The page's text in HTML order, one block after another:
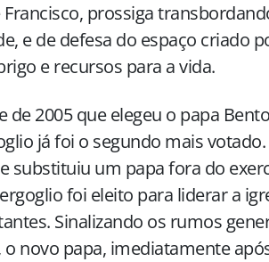
prossiga
e de defesa do espaço criado
e recursos para a vida.
de 2005 que elegeu o papa
já foi o segundo mais
substituiu um papa fora do
foi eleito para liderar a
Sinalizando os rumos
novo papa, imediatamente